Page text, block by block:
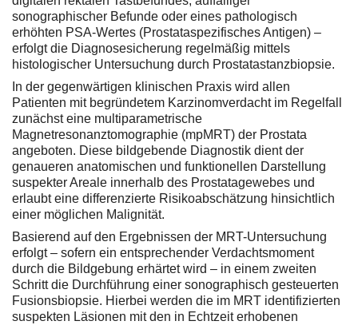
sonographischer Befunde oder eines pathologisch
erhöhten PSA-Wertes (Prostataspezifisches Antigen) –
erfolgt die Diagnosesicherung regelmäßig mittels
histologischer Untersuchung durch Prostatastanzbiopsie.
In der gegenwärtigen klinischen Praxis wird allen
Patienten mit begründetem Karzinomverdacht im Regelfall
zunächst eine multiparametrische
Magnetresonanztomographie (mpMRT) der Prostata
angeboten. Diese bildgebende Diagnostik dient der
genaueren anatomischen und funktionellen Darstellung
suspekter Areale innerhalb des Prostatagewebes und
erlaubt eine differenzierte Risikoabschätzung hinsichtlich
einer möglichen Malignität.
Basierend auf den Ergebnissen der MRT-Untersuchung
erfolgt – sofern ein entsprechender Verdachtsmoment
durch die Bildgebung erhärtet wird – in einem zweiten
Schritt die Durchführung einer sonographisch gesteuerten
Fusionsbiopsie. Hierbei werden die im MRT identifizierten
suspekten Läsionen mit den in Echtzeit erhobenen